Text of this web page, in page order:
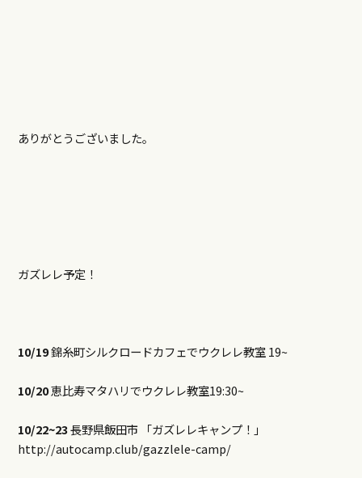
ありがとうございました。
ガズレレ予定！
10/19錦糸町シルクロードカフェでウクレレ教室 19~
10/20恵比寿マタハリでウクレレ教室19:30~
10/22~23長野県飯田市 「ガズレレキャンプ！」
http://autocamp.club/gazzlele-camp/